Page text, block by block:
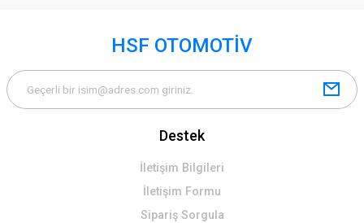
HSF OTOMOTİV
Destek
İletişim Bilgileri
İletişim Formu
Sipariş Sorgula